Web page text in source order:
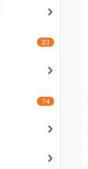
33
74